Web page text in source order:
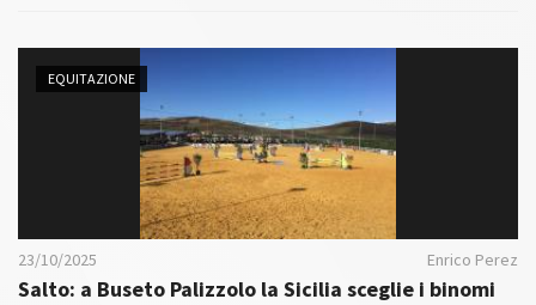
EQUITAZIONE
23/10/2025 Enrico Perez
Salto: a Buseto Palizzolo la Sicilia sceglie i binomi